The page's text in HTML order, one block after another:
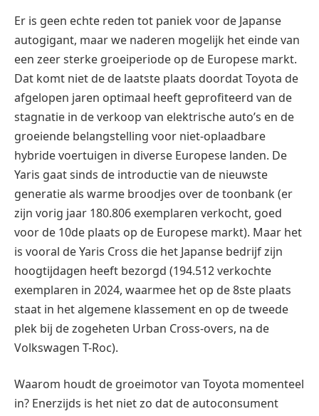
Er is geen echte reden tot paniek voor de Japanse
autogigant, maar we naderen mogelijk het einde van
een zeer sterke groeiperiode op de Europese markt.
Dat komt niet de de laatste plaats doordat Toyota de
afgelopen jaren optimaal heeft geprofiteerd van de
stagnatie in de verkoop van elektrische auto’s en de
groeiende belangstelling voor niet-oplaadbare
hybride voertuigen in diverse Europese landen. De
Yaris gaat sinds de introductie van de nieuwste
generatie als warme broodjes over de toonbank (er
zijn vorig jaar 180.806 exemplaren verkocht, goed
voor de 10de plaats op de Europese markt). Maar het
is vooral de Yaris Cross die het Japanse bedrijf zijn
hoogtijdagen heeft bezorgd (194.512 verkochte
exemplaren in 2024, waarmee het op de 8ste plaats
staat in het algemene klassement en op de tweede
plek bij de zogeheten Urban Cross-overs, na de
Volkswagen T-Roc).
Waarom houdt de groeimotor van Toyota momenteel
in? Enerzijds is het niet zo dat de autoconsument